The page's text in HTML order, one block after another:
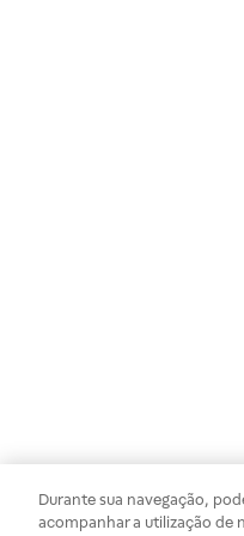
Durante sua navegação,
acompanhar a utilização de